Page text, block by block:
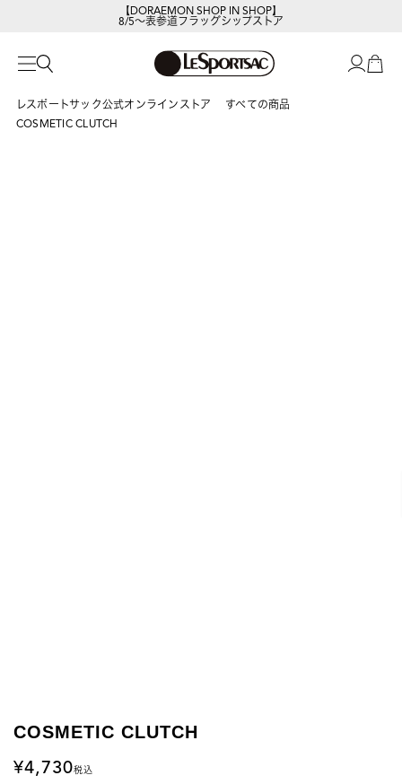
【DORAEMON SHOP IN SHOP】
8/5～表参道フラッグシップストア
レスポートサック公式オンラインストア
すべての商品
COSMETIC CLUTCH
COSMETIC CLUTCH
4,730税込